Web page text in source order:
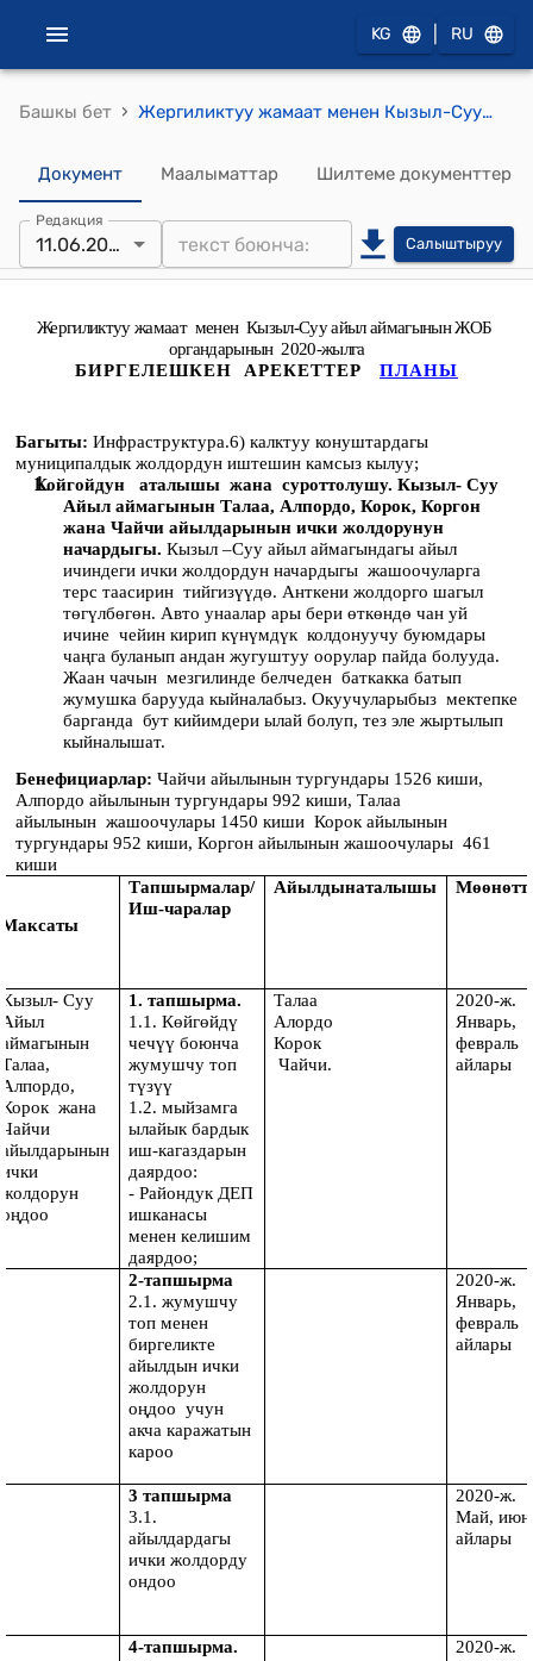
KG RU
Башкы бет › Жергиликтуу жамаат менен Кызыл-Суу айыл аймагынын ЖОБ органдарынын 2020-жылга Биргелешкен арекеттер планы (Кызыл-Суу айылдык кеңешинин 2019-жылдын 11-июнундагы № 5 токтому менен бекитилген)
Документ Маалыматтар Шилтеме документтер
Редакция
11.06.2019 Салыштыруу